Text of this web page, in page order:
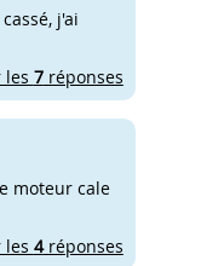
j'ai
les 7réponses
moteur cale
les 4réponses